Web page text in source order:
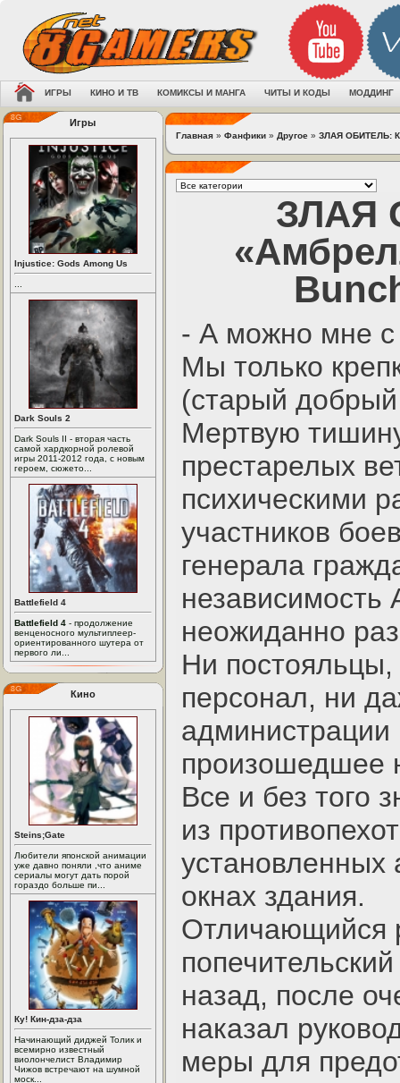
ИГРЫ КИНО И ТВ КОМИКСЫ И МАНГА ЧИТЫ И КОДЫ МОДДИНГ
Игры
Injustice: Gods Among Us
Dark Souls 2
Dark Souls II - вторая часть
самой хардкорной ролевой
игры 2011-2012 года, с новым
героем, сюжето...
Battlefield 4
Battlefield 4 - продолжение
венценосного мультиплеер-
ориентированного шутера от
первого ли...
Кино
Steins;Gate
Любители японской анимации
уже давно поняли ,что аниме
сериалы могут дать порой
гораздо больше пи...
Ку! Кин-дза-дза
Начинающий диджей Толик и
всемирно известный
виолончелист Владимир
Чижов встречают на шумной
моск...
Главная » Фанфики » Другое » ЗЛАЯ ОБИТЕЛЬ:
ЗЛАЯ
- А можно мне
Мы только
(старый
Мертвую
престарелых
психическими
участников
генерала
независимость
неожиданно
Ни
персонал, ни
произошедшее
Все и без того
из
установленных
окнах здания.
Отличающийся
назад, после
наказал
меры для